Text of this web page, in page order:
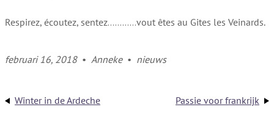
Respirez, écoutez, sentez…………vout êtes au Gites les Veinards.
februari 16, 2018 • Anneke • nieuws
Winter in de Ardeche Passie voor frankrijk